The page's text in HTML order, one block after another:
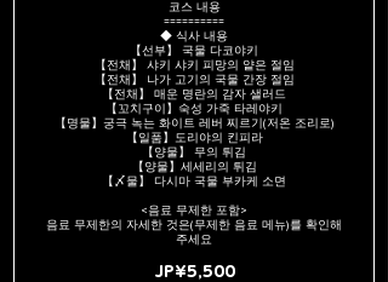
코스 내용
==========
◆ 식사 내용
【선부】 국물 다코야키
【전채】 샤키 샤키 피망의 얕은 절임
【전채】 나가 고기의 국물 간장 절임
【전채】 매운 명란의 감자 샐러드
【꼬치구이】숙성 가죽 타레야키
【명물】궁극 녹는 화이트 레버 찌르기(저온 조리로)
【일품】도리야의 킨피라
【양물】 무의 튀김
【양물】세세리의 튀김
【〆물】 다시마 국물 부카케 소면
<음료 무제한 포함>
음료 무제한의 자세한 것은(무제한 음료 메뉴)를 확인해
주세요
JP¥5,500